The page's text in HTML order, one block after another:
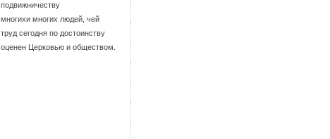
подвижничеству
многихи многих людей, чей
труд сегодня по достоинству
оценен Церковью и обществом.